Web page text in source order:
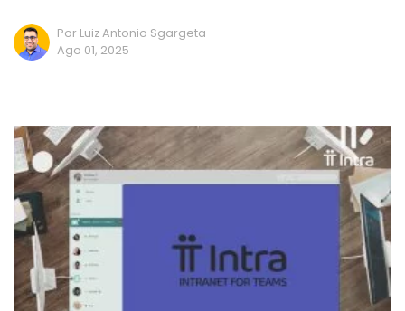
Por Luiz Antonio Sgargeta
Ago 01, 2025